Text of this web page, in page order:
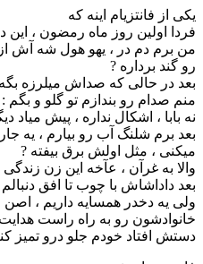
یکی از فانتزیام اینه که
فردا اولین روز ماه رمضون ، این
من برم دم در ، یهو هول شه آش
رو گند برداره ?
بعد در حالی که صداش میلرزه
منم صدام رو بندازم تو گلو و بگم :
نه بابا ، اشکال نداره ، پیش
بعد برم شلنگ آب رو بیارم ، یه
میکنی ، مثل اولش برق بیفته ?
والا به غرآن ، عآخه این زن
بعد داداشاش با چوب تا افق
ولی یه دخدر همسایه داریم ، اصن
خانوادشون رو به راه راست
دستش افتاد خودم جلو درو تمیز